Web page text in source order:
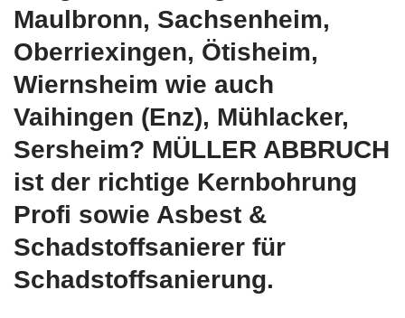
Maulbronn, Sachsenheim,
Oberriexingen, Ötisheim,
Wiernsheim wie auch
Vaihingen (Enz), Mühlacker,
Sersheim? MÜLLER ABBRUCH
ist der richtige Kernbohrung
Profi sowie Asbest &
Schadstoffsanierer für
Schadstoffsanierung.